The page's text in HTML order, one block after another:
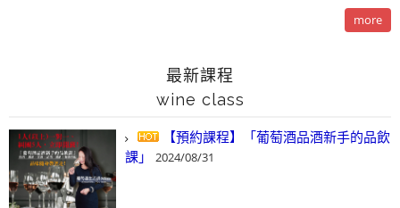
more
最新課程
wine class
【預約課程】「葡萄酒品酒新手的品飲
課」
2024/08/31